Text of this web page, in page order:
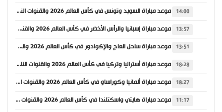
14:00 موعد مباراة السويد وتونس في كأس العالم 2026 والقنوات الناقلة
13:57 موعد مباراة إسبانيا والرأس الأخضر في كأس العالم 2026 والقنوات الناقلة
13:51 موعد مباراة ساحل العاج والإكوادور في كأس العالم 2026 والقنوات الناقلة
18:28 موعد مباراة أستراليا وتركيا في كأس العالم 2026 والقنوات الناقلة
18:27 موعد مباراة ألمانيا وكوراساو في كأس العالم 2026 والقنوات الناقلة
11:17 موعد مباراة هايتي واسكتلندا في كأس العالم 2026 والقنوات الناقلة